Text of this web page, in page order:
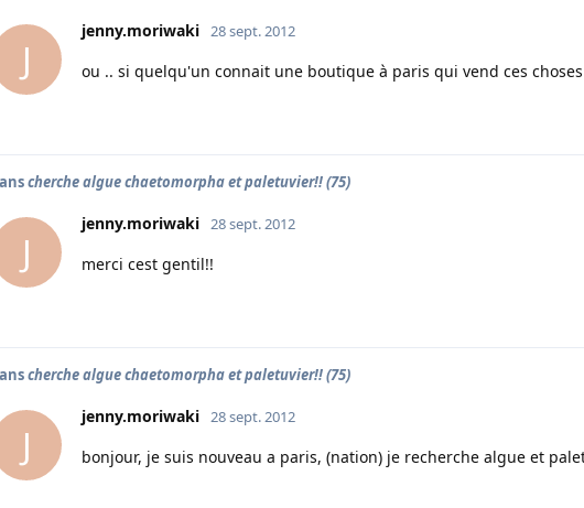
J
jenny.moriwaki 28 sept. 2012
ou .. si quelqu'un connait une boutique à paris qui vend ces
cherche algue chaetomorpha et paletuvier!! (75)
J
jenny.moriwaki 28 sept. 2012
merci cest gentil!!
cherche algue chaetomorpha et paletuvier!! (75)
J
jenny.moriwaki 28 sept. 2012
bonjour, je suis nouveau a paris, (nation) je recherche algue et